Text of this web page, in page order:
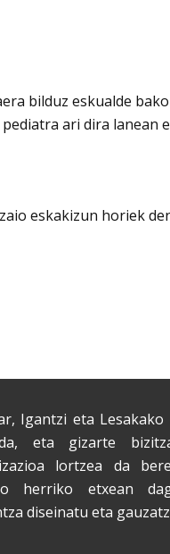
bilduz eskualde
ari dira
zaio eskakizun horiek
Igantzi eta
eta gizarte
lortzea da
herriko etxean
diseinatu eta